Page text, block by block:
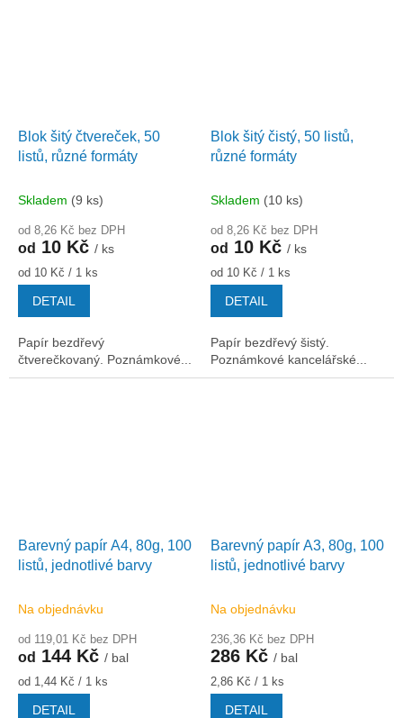
Blok šitý čtvereček, 50
listů, různé formáty
Skladem (9 ks)
od 8,26 Kč bez DPH
od 10 Kč / ks
Měrná
cena:
od 10 Kč / 1 ks
DETAIL
Papír bezdřevý
čtverečkovaný. Poznámkové...
Blok šitý čistý, 50 listů,
různé formáty
Skladem (10 ks)
od 8,26 Kč bez DPH
od 10 Kč / ks
Měrná
cena:
od 10 Kč / 1 ks
DETAIL
Papír bezdřevý šistý.
Poznámkové kancelářské...
Barevný papír A4, 80g, 100
listů, jednotlivé barvy
Na objednávku
od 119,01 Kč bez DPH
od 144 Kč / bal
Měrná
cena:
od 1,44 Kč / 1 ks
DETAIL
Barevný papír A3, 80g, 100
listů, jednotlivé barvy
Na objednávku
236,36 Kč bez DPH
286 Kč / bal
Měrná
cena:
2,86 Kč / 1 ks
DETAIL